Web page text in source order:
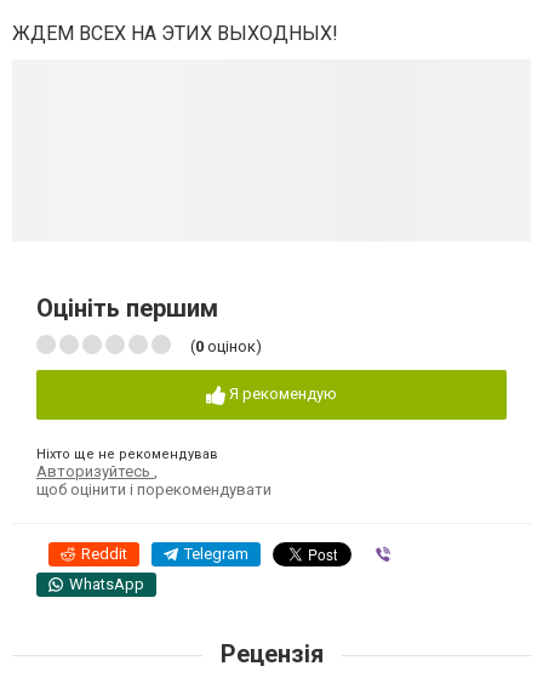
ЖДЕМ ВСЕХ НА ЭТИХ ВЫХОДНЫХ!
Оцініть першим
(0 оцінок)
Я рекомендую
Ніхто ще не рекомендував
Авторизуйтесь
щоб оцінити і порекомендувати
Reddit Telegram
WhatsApp
Рецензія